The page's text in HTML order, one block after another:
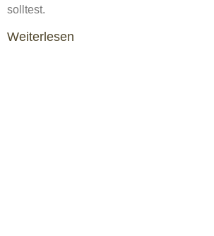
solltest.
Weiterlesen